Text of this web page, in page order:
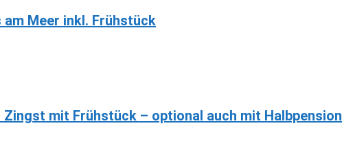
am Meer inkl. Frühstück
mit Frühstück – optional auch mit Halbpension